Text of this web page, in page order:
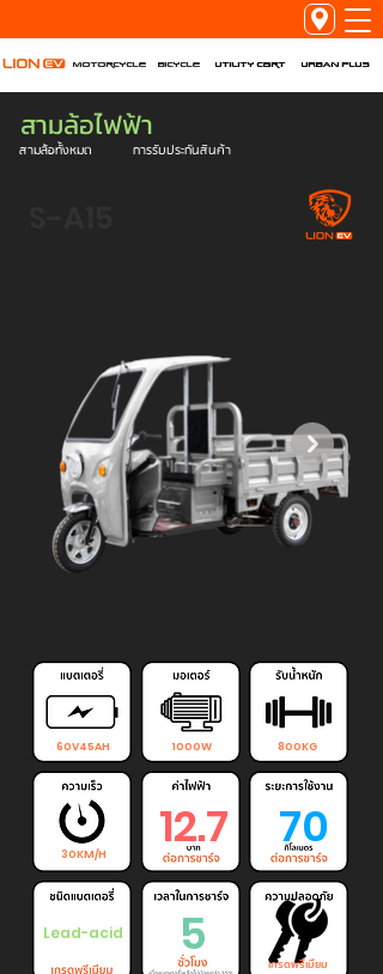
Motorcycle Bicycle Utility Cart URBAN PLUS
สามล้อไฟฟ้า
สามล้อทั้งหมด การรับประกันสินค้า
60V45AH 1000W 800KG
30KM/H 12.7 70
Lead-acid 5
เกรดพรีเมียม